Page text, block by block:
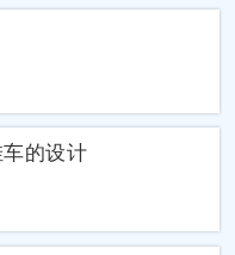
的设计